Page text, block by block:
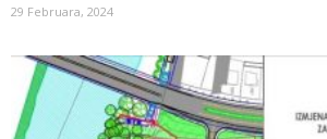
29 Februara, 2024